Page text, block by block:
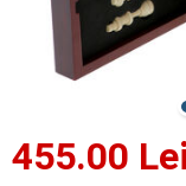
455.00 Lei